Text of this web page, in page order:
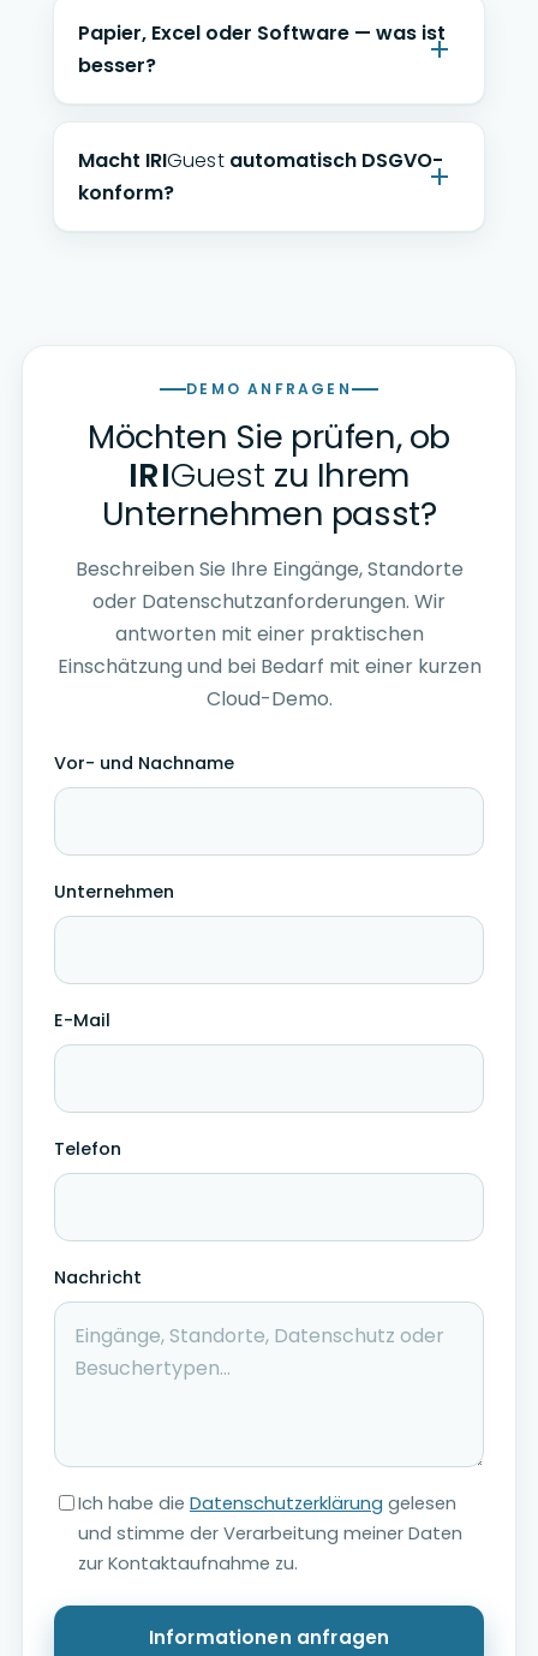
Papier, Excel oder Software — was ist
besser?
Macht IRIGuestautomatisch DSGVO-
konform?
DEMO ANFRAGEN
Möchten Sie prüfen, ob
IRIGuest zu Ihrem
Unternehmen passt?
Beschreiben Sie Ihre Eingänge, Standorte
oder Datenschutzanforderungen. Wir
antworten mit einer praktischen
Einschätzung und bei Bedarf mit einer kurzen
Cloud-Demo.
Vor- und Nachname
Unternehmen
E-Mail
Telefon
Nachricht
Ich habe die Datenschutzerklärung gelesen
und stimme der Verarbeitung meiner Daten
zur Kontaktaufnahme zu.
Informationen anfragen